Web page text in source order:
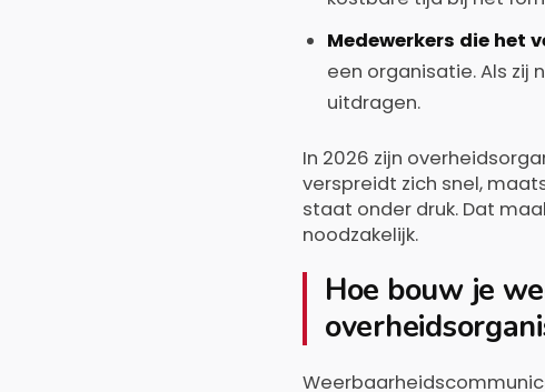
Medewerkers die het
een organisatie. Als zij
uitdragen.
In 2026 zijn
verspreidt zich snel,
staat onder druk. Dat
noodzakelijk.
Hoe bouw je